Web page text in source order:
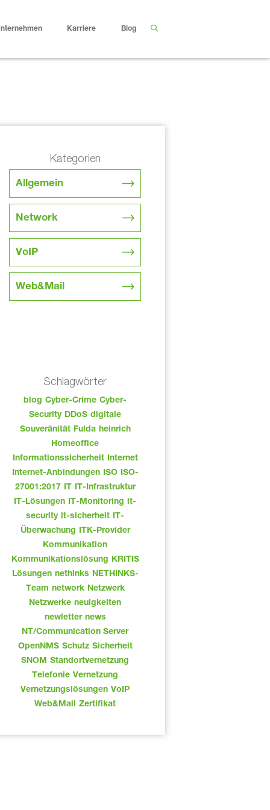
Karriere Blog
Kategorien
Allgemein
Network
VoIP
Web&Mail
Schlagwörter
blog Cyber-Crime Cyber-
Security DDoS digitale
Souveränität Fulda heinrich
Homeoffice
Informationssicherheit Internet
Internet-Anbindungen ISO ISO-
27001:2017 IT
IT-Infrastruktur
IT-Lösungen IT-Monitoring
it-
security it-sicherheit IT-
Überwachung
ITK-Provider
Kommunikation
Kommunikationslösung
KRITIS
Lösungen nethinks NETHINKS-
Team network Netzwerk
Netzwerke neuigkeiten
newletter news
NT/Communication Server
OpenNMS Schutz Sicherheit
SNOM Standortvernetzung
Telefonie Vernetzung
Vernetzungslösungen VoIP
Web&Mail Zertifikat